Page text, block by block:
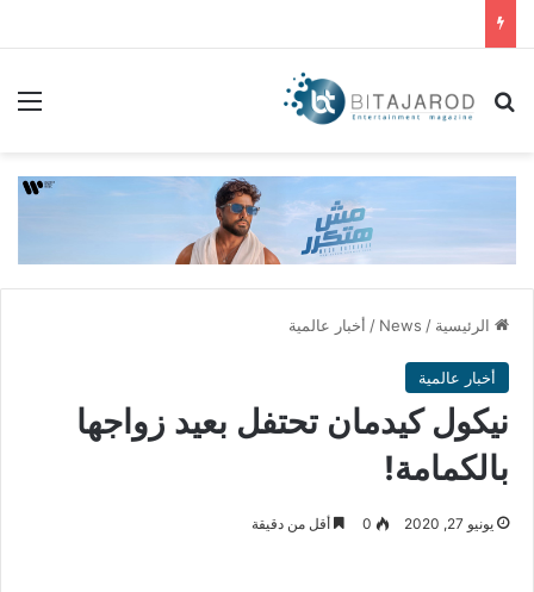
بحث عن
الرئيسية /
News
/ أخبار عالمية
أخبار عالمية
نيكول كيدمان تحتفل بعيد زواجها
بالكمامة!
يونيو 27, 2020 0 أقل من دقيقة